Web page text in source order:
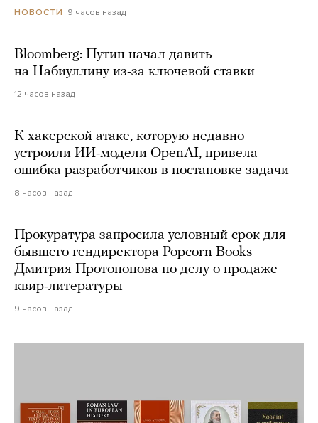
НОВОСТИ 9 часов назад
Bloomberg: Путин начал давить
на Набиуллину из-за ключевой ставки
12 часов назад
К хакерской атаке, которую недавно
устроили ИИ-модели OpenAI, привела
ошибка разработчиков в постановке задачи
8 часов назад
Прокуратура запросила условный срок для
бывшего гендиректора Popcorn Books
Дмитрия Протопопова по делу о продаже
квир-литературы
9 часов назад